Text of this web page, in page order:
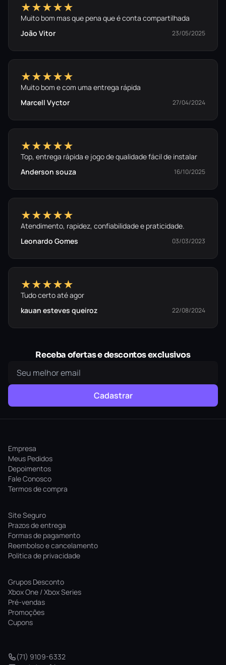
★★★★★
Muito bom mas que pena que é conta compartilhada
João Vitor
23/05/2025
★★★★★
Muito bom e com uma entrega rápida
Marcell Vyctor
27/04/2024
★★★★★
Top, entrega rápida e jogo de qualidade fácil de instalar
Anderson souza
16/10/2025
★★★★★
Atendimento, rapidez, confiabilidade e praticidade.
Leonardo Gomes
03/03/2023
★★★★★
Tudo certo até agor
kauan esteves queiroz
22/08/2024
Receba ofertas e descontos exclusivos
Cadastrar
Empresa
Meus Pedidos
Depoimentos
Fale Conosco
Termos de compra
Site Seguro
Prazos de entrega
Formas de pagamento
Reembolso e cancelamento
Politica de privacidade
Grupos Desconto
Xbox One / Xbox Series
Pré-vendas
Promoções
Cupons
(71) 9109-6332